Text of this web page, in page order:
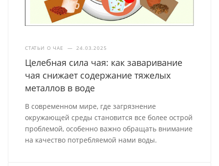
СТАТЬИ О ЧАЕ — 24.03.2025
Целебная сила чая: как заваривание
чая снижает содержание тяжелых
металлов в воде
В современном мире, где загрязнение
окружающей среды становится все более острой
проблемой, особенно важно обращать внимание
на качество потребляемой нами воды.